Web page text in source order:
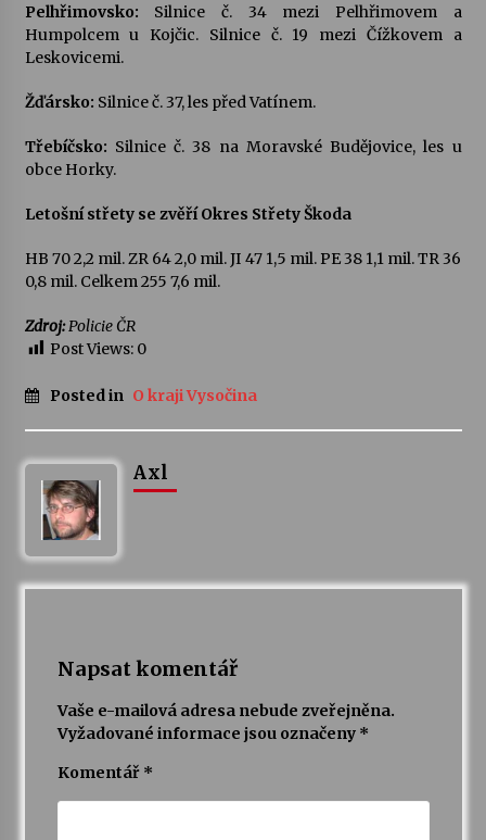
Pelhřimovsko: Silnice č. 34 mezi Pelhřimovem a
Humpolcem u Kojčic. Silnice č. 19 mezi Čížkovem a
Leskovicemi.
Žďársko: Silnice č. 37, les před Vatínem.
Třebíčsko: Silnice č. 38 na Moravské Budějovice, les u
obce Horky.
Letošní střety se zvěří Okres Střety Škoda
HB 70 2,2 mil. ZR 64 2,0 mil. JI 47 1,5 mil. PE 38 1,1 mil. TR 36
0,8 mil. Celkem 255 7,6 mil.
Zdroj:Policie ČR
Post Views: 0
Posted in O kraji Vysočina
Axl
Napsat komentář
Vaše e-mailová adresa nebude zveřejněna.
Vyžadované informace jsou označeny *
Komentář *